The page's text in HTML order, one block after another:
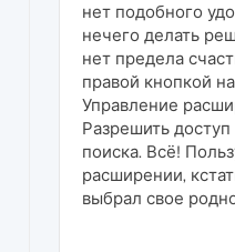
нет подобного
нечего делать
нет предела
правой кнопкой
Управление
Разрешить доступ
поиска. Всё!
расширении,
выбрал свое